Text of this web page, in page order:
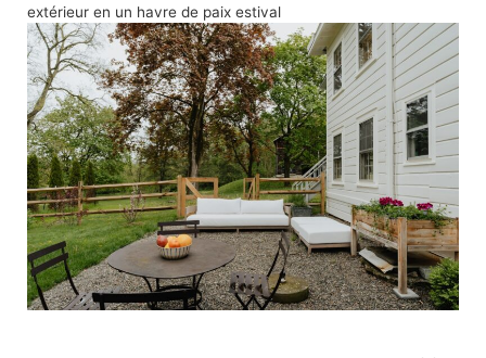
extérieur en un havre de paix estival